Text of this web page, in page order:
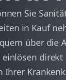
Sie
in Kauf
über die
Ihrer